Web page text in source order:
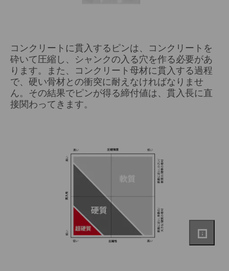
コンクリートに貫入するピンは、コンクリートを
砕いて圧縮し、シャンクの入る穴を作る必要があ
ります。また、コンクリート母材に貫入する過程
で、硬い骨材との衝突に耐えなければなりませ
ん。その結果でピンが得る締付値は、貫入長に直
接関わってきます。